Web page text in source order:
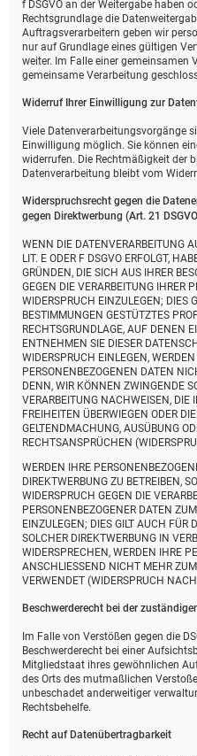
f DSGVO an der Weitergabe haben
Rechtsgrundlage die
Auftragsverarbeitern geben wir
nur auf Grundlage eines gültigen
weiter. Im Falle einer gemeinsamen
gemeinsame Verarbeitung
Widerruf Ihrer Einwilligung zur
Viele Datenverarbeitungsvorgänge
Einwilligung möglich. Sie können
widerrufen. Die Rechtmäßigkeit der
Datenverarbeitung bleibt vom
Widerspruchsrecht gegen die
gegen Direktwerbung (Art. 21
WENN DIE DATENVERARBEITUNG
LIT. E ODER F DSGVO ERFOLGT,
GRÜNDEN, DIE SICH AUS IHRER
GEGEN DIE VERARBEITUNG IHRER
WIDERSPRUCH EINZULEGEN; DIES
BESTIMMUNGEN GESTÜTZTES
RECHTSGRUNDLAGE, AUF DENEN
ENTNEHMEN SIE DIESER
WIDERSPRUCH EINLEGEN,
PERSONENBEZOGENEN DATEN
DENN, WIR KÖNNEN ZWINGENDE
VERARBEITUNG NACHWEISEN, DIE
FREIHEITEN ÜBERWIEGEN ODER
GELTENDMACHUNG, AUSÜBUNG
RECHTSANSPRÜCHEN
WERDEN IHRE
DIREKTWERBUNG ZU BETREIBEN,
WIDERSPRUCH GEGEN DIE
PERSONENBEZOGENER DATEN
EINZULEGEN; DIES GILT AUCH FÜR
SOLCHER DIREKTWERBUNG IN
WIDERSPRECHEN, WERDEN IHRE
ANSCHLIESSEND NICHT MEHR
VERWENDET (WIDERSPRUCH
Beschwerde­recht bei der
Im Falle von Verstößen gegen die
Beschwerderecht bei einer
Mitgliedstaat ihres gewöhnlichen
des Orts des mutmaßlichen
unbeschadet anderweitiger
Rechtsbehelfe.
Recht auf Daten­übertrag­barkeit